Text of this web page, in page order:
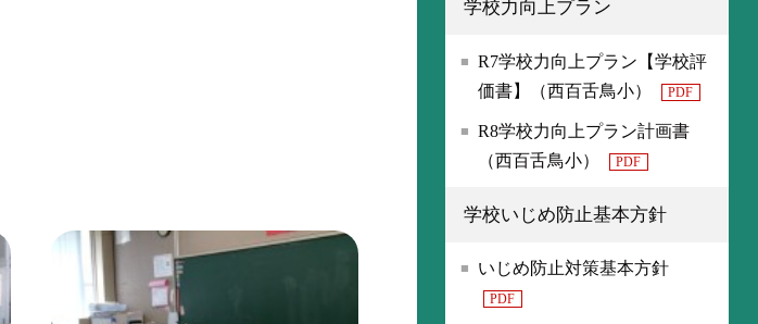
学校力向上プラン
R7学校力向上プラン【学校評
価書】（西百舌鳥小）
PDF
R8学校力向上プラン計画書
（西百舌鳥小）
PDF
学校いじめ防止基本方針
いじめ防止対策基本方針
PDF